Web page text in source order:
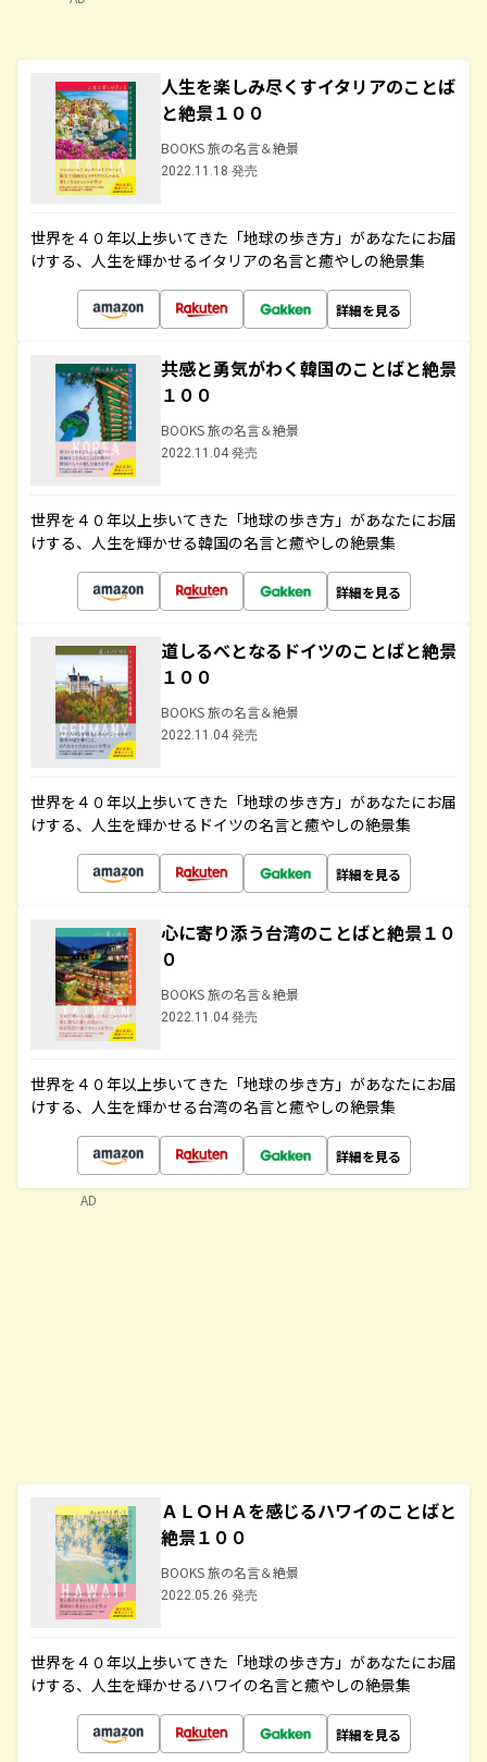
人生を楽しみ尽くすイタリアのことば
と絶景１００
BOOKS 旅の名言＆絶景
2022.11.18 発売
世界を４０年以上歩いてきた「地球の歩き方」があなたにお届
けする、人生を輝かせるイタリアの名言と癒やしの絶景集
詳細を見る
共感と勇気がわく韓国のことばと絶景
１００
BOOKS 旅の名言＆絶景
2022.11.04 発売
世界を４０年以上歩いてきた「地球の歩き方」があなたにお届
けする、人生を輝かせる韓国の名言と癒やしの絶景集
詳細を見る
道しるべとなるドイツのことばと絶景
１００
BOOKS 旅の名言＆絶景
2022.11.04 発売
世界を４０年以上歩いてきた「地球の歩き方」があなたにお届
けする、人生を輝かせるドイツの名言と癒やしの絶景集
詳細を見る
心に寄り添う台湾のことばと絶景１０
０
BOOKS 旅の名言＆絶景
2022.11.04 発売
世界を４０年以上歩いてきた「地球の歩き方」があなたにお届
けする、人生を輝かせる台湾の名言と癒やしの絶景集
詳細を見る
ＡＬＯＨＡを感じるハワイのことばと
絶景１００
BOOKS 旅の名言＆絶景
2022.05.26 発売
世界を４０年以上歩いてきた「地球の歩き方」があなたにお届
けする、人生を輝かせるハワイの名言と癒やしの絶景集
詳細を見る
AD